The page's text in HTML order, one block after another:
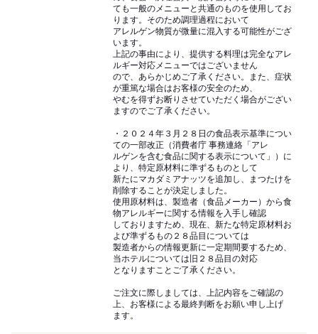
ても一般のメニューと共通のものを使用してお
ります。そのため調理過程において
アレルゲン物質が微量に混入する可能性がござ
います。
上記の事由により、提供する料理は完全なアレ
ルギー対応メニューではございません
ので、あらかじめご了承ください。また、症状
が重篤な場合はお客様の安全のため、
やむを得ずお断りさせていただく場合がござい
ますのでご了承ください。
・２０２４年３月２８日の食品表示基準につい
ての一部改正（消費者庁 事務連絡「アレ
ルゲンを含む食品に関する表示について」）に
より、特定原材料に準ずるものとして
新たにマカダミアナッツを追加し、まつたけを
削除することが決定しました。
使用原材料は、製造者（食品メーカー）から食
物アレルギーに関する情報を入手し確認
しておりますため、現在、新たな特定原材料お
よび準ずるもの２８品目については
製造者からの情報更新に一定期間要するため、
当ホテルについては旧２８品目の対応
となりますことご了承ください。
ご注文に際しましては、上記内容をご確認の
上、お客様による最終判断をお願い申し上げ
ます。